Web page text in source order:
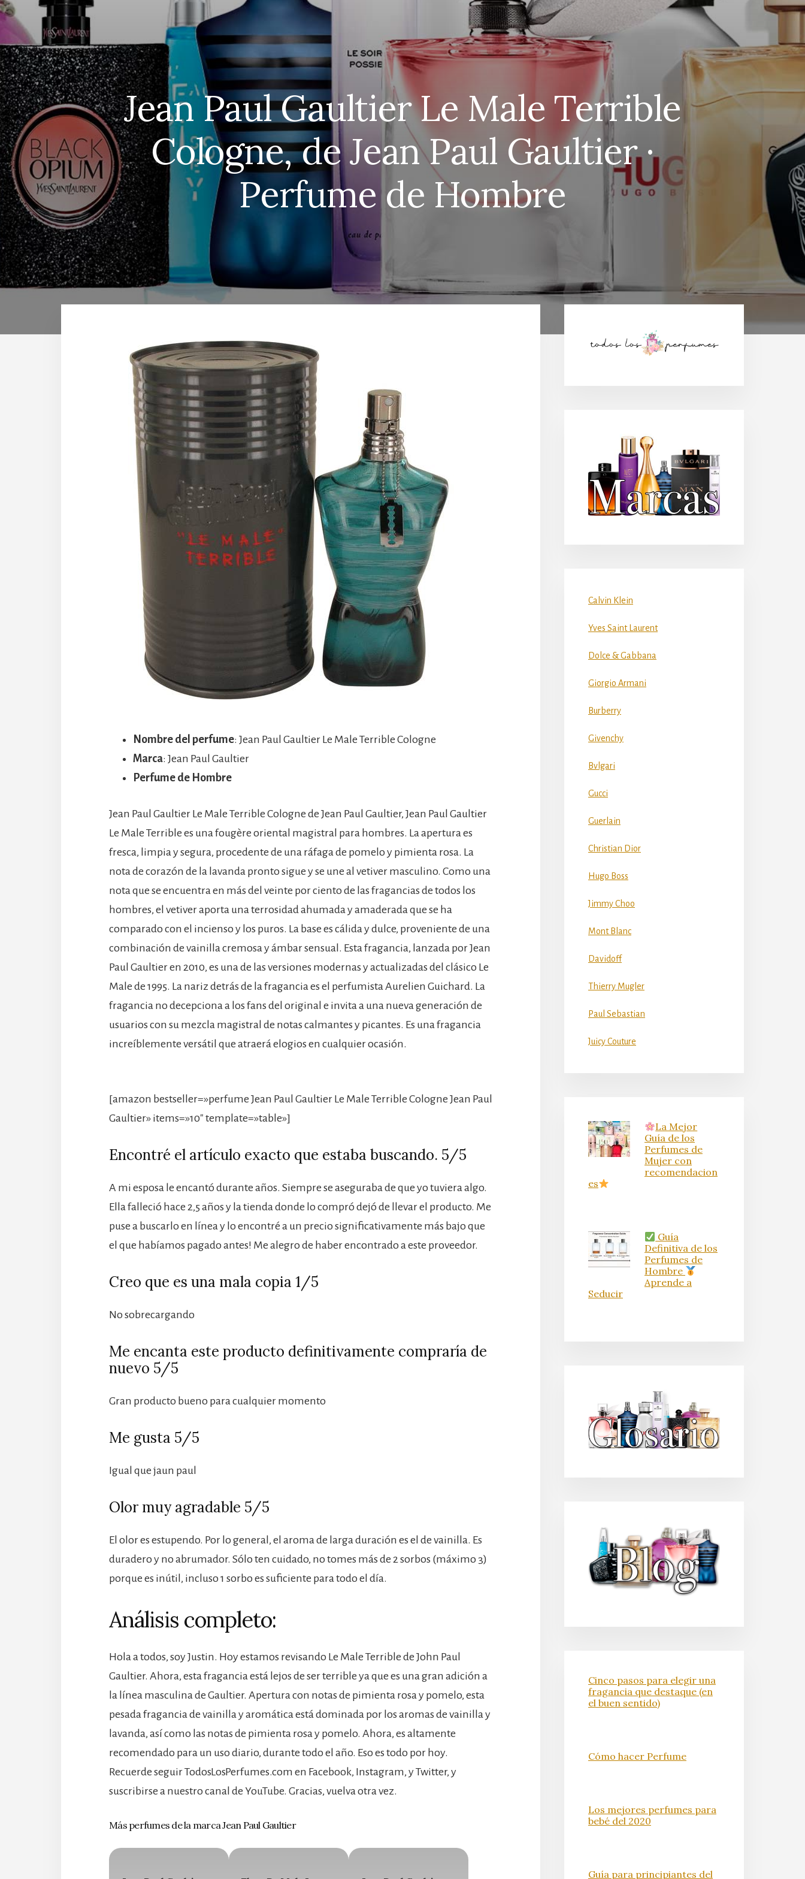
Jean Paul Gaultier Le Male Terrible
Cologne, de Jean Paul Gaultier ·
Perfume de Hombre
Nombre del perfume: Jean Paul Gaultier Le Male Terrible Cologne
Marca: Jean Paul Gaultier
Perfume de Hombre
Jean Paul Gaultier Le Male Terrible Cologne de Jean Paul Gaultier, Jean Paul Gaultier
Le Male Terrible es una fougère oriental magistral para hombres. La apertura es
fresca, limpia y segura, procedente de una ráfaga de pomelo y pimienta rosa. La
nota de corazón de la lavanda pronto sigue y se une al vetiver masculino. Como una
nota que se encuentra en más del veinte por ciento de las fragancias de todos los
hombres, el vetiver aporta una terrosidad ahumada y amaderada que se ha
comparado con el incienso y los puros. La base es cálida y dulce, proveniente de una
combinación de vainilla cremosa y ámbar sensual. Esta fragancia, lanzada por Jean
Paul Gaultier en 2010, es una de las versiones modernas y actualizadas del clásico Le
Male de 1995. La nariz detrás de la fragancia es el perfumista Aurelien Guichard. La
fragancia no decepciona a los fans del original e invita a una nueva generación de
usuarios con su mezcla magistral de notas calmantes y picantes. Es una fragancia
increíblemente versátil que atraerá elogios en cualquier ocasión.
[amazon bestseller=»perfume Jean Paul Gaultier Le Male Terrible Cologne Jean Paul
Gaultier» items=»10″ template=»table»]
Encontré el artículo exacto que estaba buscando. 5/5
A mi esposa le encantó durante años. Siempre se aseguraba de que yo tuviera algo.
Ella falleció hace 2,5 años y la tienda donde lo compró dejó de llevar el producto. Me
puse a buscarlo en línea y lo encontré a un precio significativamente más bajo que
el que habíamos pagado antes! Me alegro de haber encontrado a este proveedor.
Creo que es una mala copia 1/5
No sobrecargando
Me encanta este producto definitivamente compraría de
nuevo 5/5
Gran producto bueno para cualquier momento
Me gusta 5/5
Igual que jaun paul
Olor muy agradable 5/5
El olor es estupendo. Por lo general, el aroma de larga duración es el de vainilla. Es
duradero y no abrumador. Sólo ten cuidado, no tomes más de 2 sorbos (máximo 3)
porque es inútil, incluso 1 sorbo es suficiente para todo el día.
Análisis completo:
Hola a todos, soy Justin. Hoy estamos revisando Le Male Terrible de John Paul
Gaultier. Ahora, esta fragancia está lejos de ser terrible ya que es una gran adición a
la línea masculina de Gaultier. Apertura con notas de pimienta rosa y pomelo, esta
pesada fragancia de vainilla y aromática está dominada por los aromas de vainilla y
lavanda, así como las notas de pimienta rosa y pomelo. Ahora, es altamente
recomendado para un uso diario, durante todo el año. Eso es todo por hoy.
Recuerde seguir TodosLosPerfumes.com en Facebook, Instagram, y Twitter, y
suscribirse a nuestro canal de YouTube. Gracias, vuelva otra vez.
Más perfumes de la marca Jean Paul Gaultier
lateral
Calvin Klein
Yves Saint Laurent
Dolce & Gabbana
Giorgio Armani
Burberry
Givenchy
Bvlgari
Gucci
Guerlain
Christian Dior
Hugo Boss
Jimmy Choo
Mont Blanc
Davidoff
Thierry Mugler
Paul Sebastian
Juicy Couture
La Mejor
Guía de los
Perfumes de
Mujer con
recomendacion
es
Guía
Definitiva de los
Perfumes de
Hombre
Aprende a
Seducir
Cinco pasos para elegir una
fragancia que destaque (en
el buen sentido)
Cómo hacer Perfume
Los mejores perfumes para
bebé del 2020
Guía para principiantes del